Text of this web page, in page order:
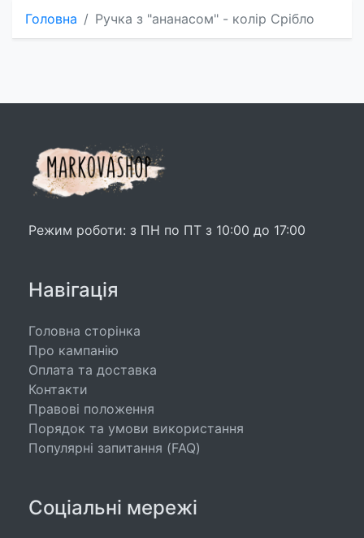
Головна Ручка з "ананасом" - колір Срібло
Режим роботи: з ПН по ПТ з 10:00 до 17:00
Навігація
Головна сторінка
Про кампанію
Оплата та доставка
Контакти
Правові положення
Порядок та умови використання
Популярні запитання (FAQ)
Соціальні мережі